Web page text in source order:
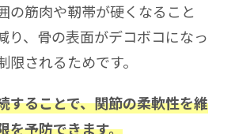
の筋肉や靭帯が硬くなること
り、骨の表面がデコボコになっ
されるためです。
することで、関節の柔軟性を維
を予防できます。